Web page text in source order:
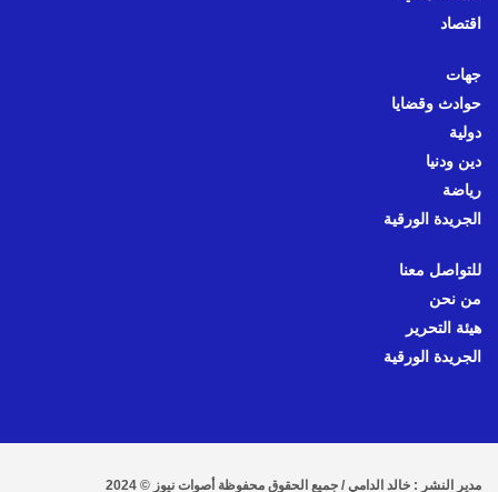
اقتصاد
جهات
حوادث وقضايا
دولية
دين ودنيا
رياضة
الجريدة الورقية
للتواصل معنا
من نحن
هيئة التحرير
الجريدة الورقية
مدير النشر : خالد الدامي / جميع الحقوق محفوظة أصوات نيوز © 2024